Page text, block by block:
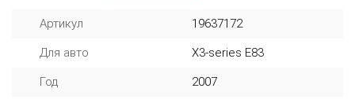
Артикул 19637172
Для авто X3-series E83
Год 2007